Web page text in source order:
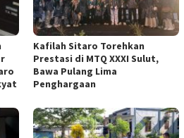
Kafilah Sitaro Torehkan
Prestasi di MTQ XXXI Sulut,
Bawa Pulang Lima
Penghargaan